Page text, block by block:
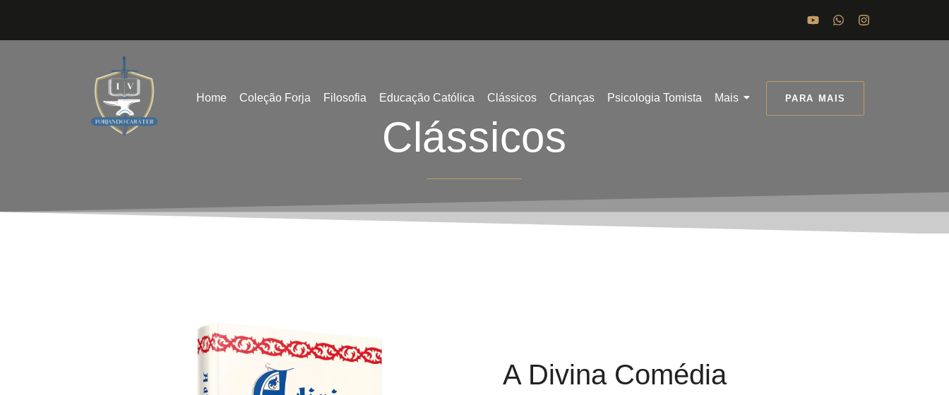
Home Coleção Forja Filosofia Educação Católica Clássicos Crianças Psicologia Tomista Mais PARA MAIS
Clássicos
A Divina Comédia